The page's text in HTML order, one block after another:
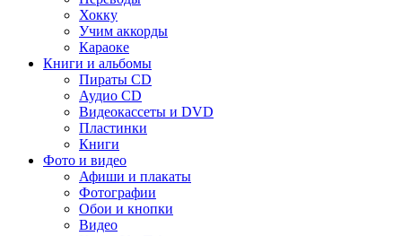
Хокку
Учим аккорды
Караоке
Книги и альбомы
Пираты CD
Аудио CD
Видеокассеты и DVD
Пластинки
Книги
Фото и видео
Афиши и плакаты
Фотографии
Обои и кнопки
Видео